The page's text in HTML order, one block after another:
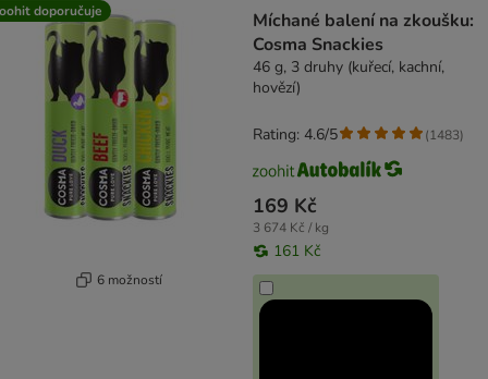
doporučuje
6 možností
Míchané balení na zkoušku:
Cosma Snackies
46 g, 3 druhy (kuřecí, kachní,
hovězí)
169 Kč
3 674 Kč / kg
161 Kč
Rating: 4.6/5 (1483)